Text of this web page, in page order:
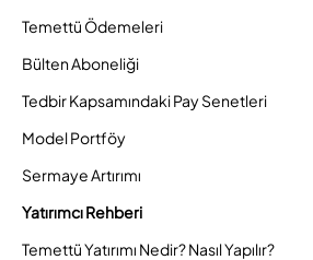
Temettü Ödemeleri
Bülten Aboneliği
Tedbir Kapsamındaki Pay Senetleri
Model Portföy
Sermaye Artırımı
Yatırımcı Rehberi
Temettü Yatırımı Nedir? Nasıl Yapılır?